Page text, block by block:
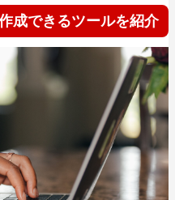
成できるツールを紹介